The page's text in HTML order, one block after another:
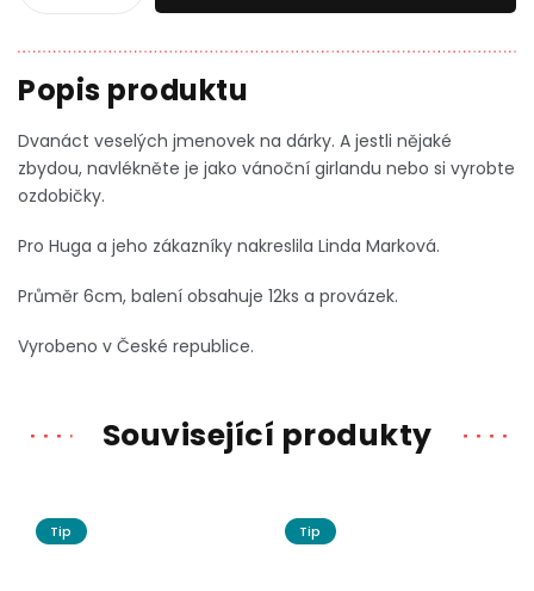
Dvanáct veselých jmenovek na dárky. A jestli nějaké
zbydou, navlékněte je jako vánoční girlandu nebo si vyrobte
ozdobičky.
Pro Huga a jeho zákazníky nakreslila Linda Marková.
Průměr 6cm, balení obsahuje 12ks a provázek.
Vyrobeno v České republice.
Související produkty
Tip Tip